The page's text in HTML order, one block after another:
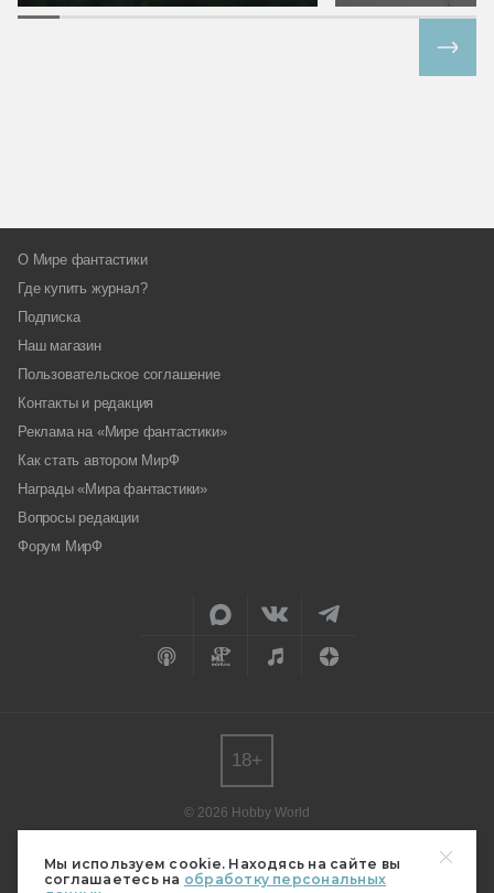
Мы используем cookie. Находясь на сайте вы
соглашаетесь на обработку персональных
О Мире фантастики
Где купить журнал?
Подписка
Наш магазин
Пользовательское соглашение
Контакты и редакция
Реклама на «Мире фантастики»
Как стать автором МирФ
Награды «Мира фантастики»
Вопросы редакции
Форум МирФ
© 2026 Hobby World
редакции.
Мнение авторов может не совпадать с мнением редакции.
18+